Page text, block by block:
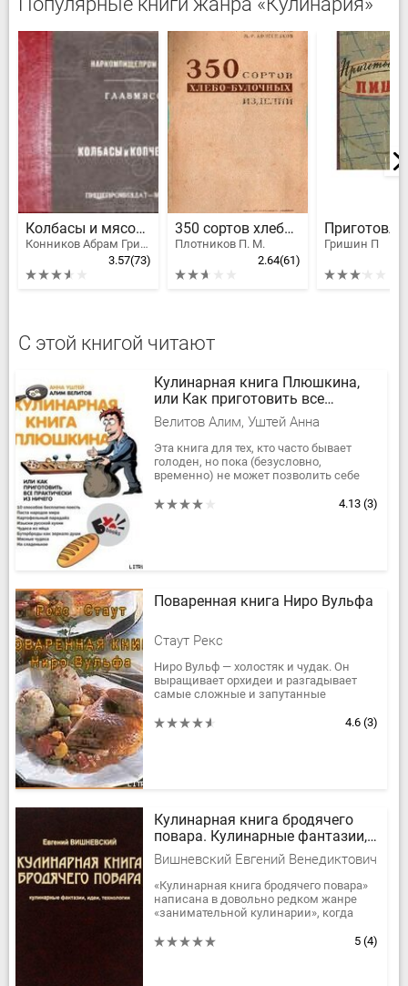
Колбасы и мясокопчености
Конников Абрам Григорьевич
3.57(73)
350 сортов хлебо-булочных изделий
Плотников П. М.
2.64(61)
Гришин П
С этой книгой читают
Кулинарная книга Плюшкина,
или Как приготовить все
практически из ничего
Велитов Алим, Уштей Анна
Эта книга для тех, кто часто бывает
голоден, но пока (безусловно,
временно) не может позволить себе
тем, хочет не просто есть, а...
4.13 (3)
Поваренная книга Ниро Вульфа
Стаут Рекс
Ниро Вульф — холостяк и чудак. Он
выращивает орхидеи и разгадывает
самые сложные и запутанные
улице в Нью-Йорке, в котором он...4.6 (3)
Кулинарная книга бродячего
повара. Кулинарные фантазии,
идеи, технологии
Вишневский Евгений Венедиктович
«Кулинарная книга бродячего повара»
написана в довольно редком жанре
«занимательной кулинарии», когда
придуманные им и опробованные... 5 (4)